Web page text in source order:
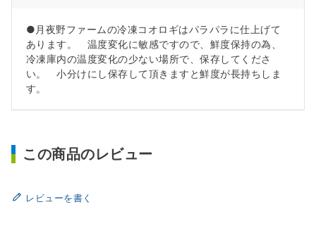
●月夜野ファームの冷凍コオロギはパラパラに仕上げて
あります。 温度変化に敏感ですので、鮮度保持の為、
冷凍庫内の温度変化の少ない場所で、保存してくださ
い。 小分けにし保存して頂きますと鮮度が長持ちしま
す。
この商品のレビュー
レビューを書く